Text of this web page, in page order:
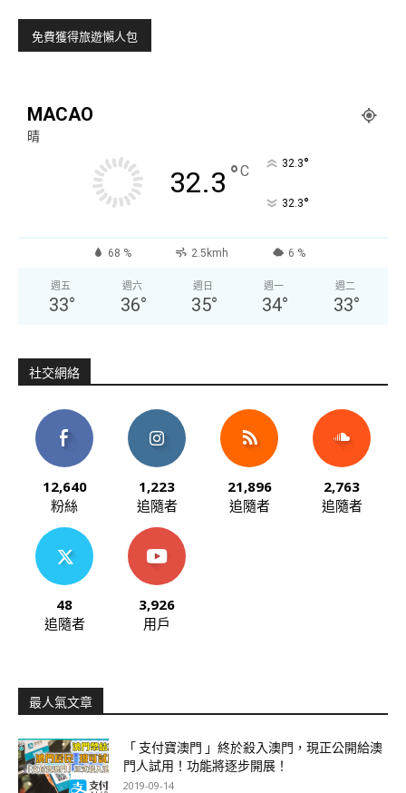
MACAO
晴
32.3 °C 32.3°
32.3°
68 % 2.5kmh 6 %
週五
33°
週六
36°
週日
35°
週一
34°
週二
33°
社交網絡
12,640
粉絲
1,223
追隨者
21,896
追隨者
2,763
追隨者
48
追隨者
3,926
用戶
最人氣文章
「 支付寶澳門 」終於殺入澳門，現正公開給澳
門人試用！功能將逐步開展！
2019-09-14